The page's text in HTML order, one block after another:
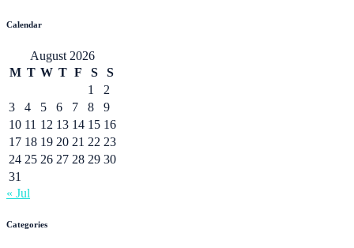
Calendar
August 2026
M T W T F S
S
1
2
3
4 5 6 7 8
9
10 11 12 13 14 15 16
17 18 19 20 21 22 23
24 25 26 27 28 29 30
31
« Jul
Categories